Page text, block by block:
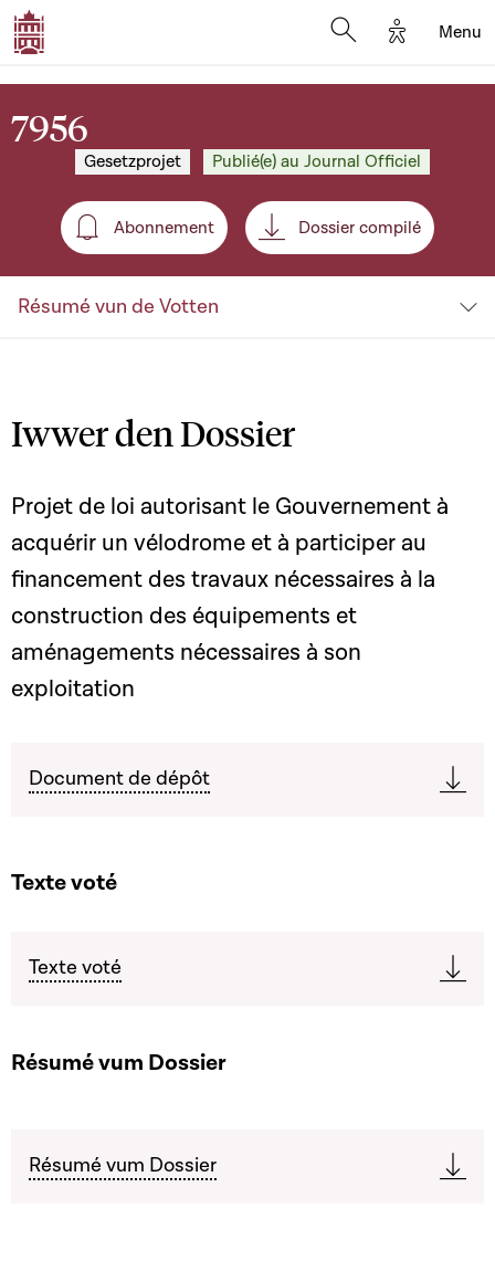
Options
Menu
7956
Gesetzprojet Publié(e) au Journal Officiel
Abonnement
Abonnement Dossier compilé
Résumé vun de Votten
Iwwer den Dossier
Projet de loi autorisant le Gouvernement à
acquérir un vélodrome et à participer au
financement des travaux nécessaires à la
construction des équipements et
aménagements nécessaires à son
exploitation
Document de dépôt
Texte voté
Texte voté
Résumé vum Dossier
Résumé vum Dossier